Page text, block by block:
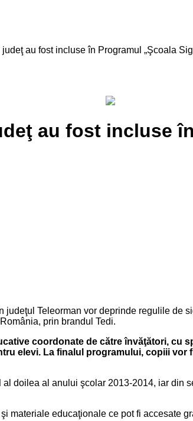
au fost incluse în Programul „Şcoala
au fost incluse
Teleorman vor deprinde regulile de
prin brandul Tedi.
coordonate de către învăţători, cu
elevi. La finalul programului, copiii
doilea al anului şcolar 2013-2014, iar din
materiale educaţionale ce pot fi accesate